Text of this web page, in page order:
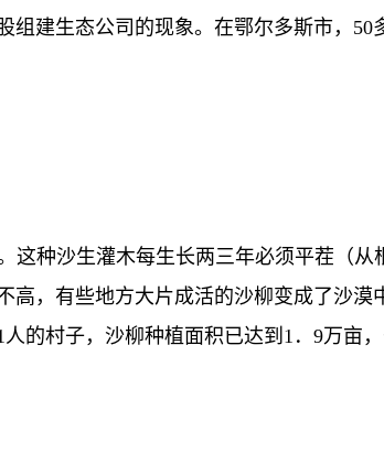
建生态公司的现象。在鄂尔多斯市，
种沙生灌木每生长两三年必须平茬（从
，有些地方大片成活的沙柳变成了沙
的村子，沙柳种植面积已达到1．9万亩